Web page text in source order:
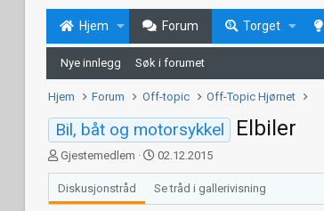
Hjem Forum Torget
Nye innlegg Søk i forumet
Hjem Forum Off-topic Off-Topic Hjørnet
Bil, båt og motorsykkel Elbiler
T
r
å
d
Gjestemedlem
S
t
a
r
02.12.2015
Diskusjonstråd Se tråd i gallerivisning